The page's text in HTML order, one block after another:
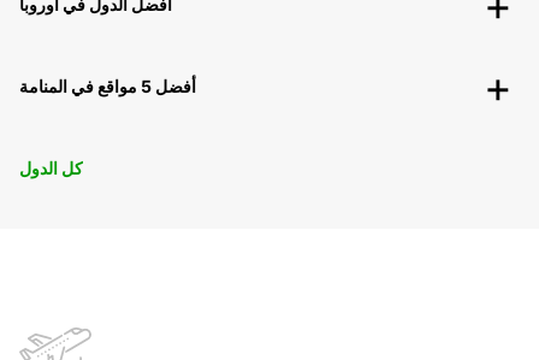
أفضل الدول في أوروبا
أفضل 5 مواقع في المنامة
كل الدول